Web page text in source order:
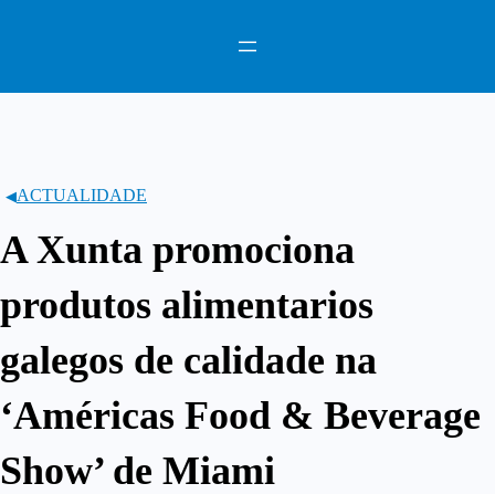
ACTUALIDADE
A Xunta promociona
produtos alimentarios
galegos de calidade na
‘Américas Food & Beverage
Show’ de Miami